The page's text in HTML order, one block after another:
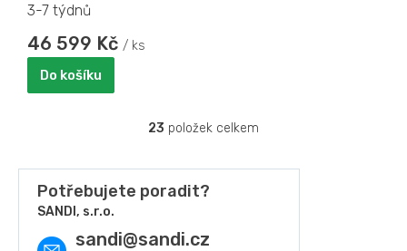
3-7 týdnů
46 599 Kč / ks
Do košíku
O
l
á
c
23 položek celkem
Potřebujete poradit?
SANDI, s.r.o.
sandi@sandi.cz